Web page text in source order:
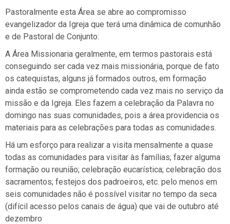
Pastoralmente esta Área se abre ao compromisso
evangelizador da Igreja que terá uma dinâmica de comunhão
e de Pastoral de Conjunto:
A Área Missionaria geralmente, em termos pastorais está
conseguindo ser cada vez mais missionária, porque de fato
os catequistas, alguns já formados outros, em formação
ainda estão se comprometendo cada vez mais no serviço da
missão e da Igreja. Eles fazem a celebração da Palavra no
domingo nas suas comunidades, pois a área providencia os
materiais para as celebrações para todas as comunidades.
Há um esforço para realizar a visita mensalmente a quase
todas as comunidades para visitar às famílias; fazer alguma
formação ou reunião; celebração eucarística; celebração dos
sacramentos; festejos dos padroeiros, etc. pelo menos em
seis comunidades não é possível visitar no tempo da seca
(difícil acesso pelos canais de água) que vai de outubro até
dezembro